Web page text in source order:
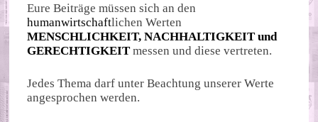
Eure Beiträge müssen sich an den
humanwirtschaftlichen Werten
MENSCHLICHKEIT, NACHHALTIGKEIT und
GERECHTIGKEIT messen und diese vertreten.
Jedes Thema darf unter Beachtung unserer Werte
angesprochen werden.